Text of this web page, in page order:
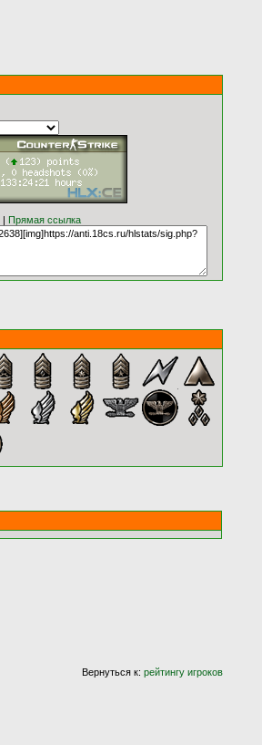
| Прямая ссылка
Вернуться к: рейтингу игроков